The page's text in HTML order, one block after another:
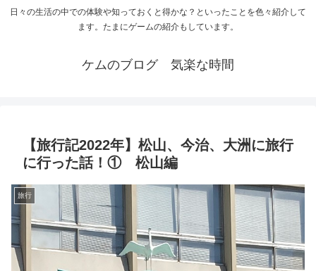
日々の生活の中での体験や知っておくと得かな？といったことを色々紹介して
ます。たまにゲームの紹介もしています。
ケムのブログ 気楽な時間
【旅行記2022年】松山、今治、大洲に旅行
に行った話！① 松山編
旅行